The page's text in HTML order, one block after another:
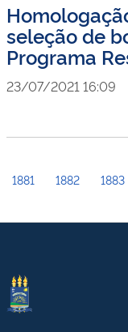
seleção de
Programa
23/07/2021 16:09
1881 1882 1883